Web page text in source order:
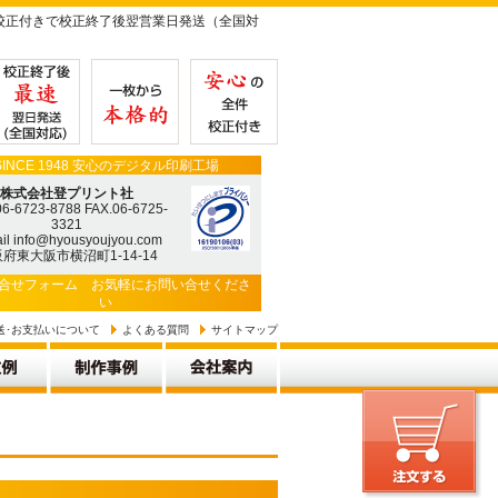
付きで校正終了後翌営業日発送（全国対
1948 安心のデジタル印刷工場
株式会社登プリント社
6723-8788 FAX.06-6725-
3321
info@hyousyoujyou.com
府東大阪市横沼町1-14-14
せフォーム お気軽にお問い合せくださ
い
サイトマップ
よくある質問
･お支払いについて